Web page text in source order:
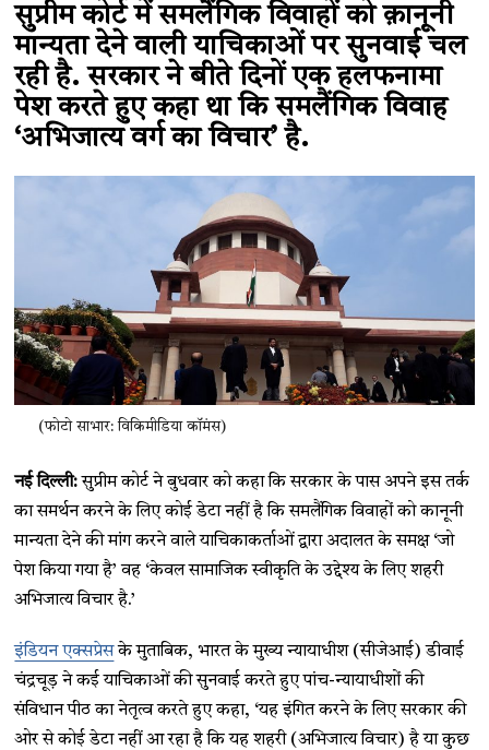
सुप्रीम कोर्ट में समलैंगिक विवाहों को क़ानूनी
मान्यता देने वाली याचिकाओं पर सुनवाई चल
रही है. सरकार ने बीते दिनों एक हलफनामा
पेश करते हुए कहा था कि समलैंगिक विवाह
‘अभिजात्य वर्ग का विचार’ है.
(फोटो साभार: विकिमीडिया कॉमंस)
नई दिल्ली:सुप्रीम कोर्ट ने बुधवार को कहा कि सरकार के पास अपने इस तर्क
का समर्थन करने के लिए कोई डेटा नहीं है कि समलैंगिक विवाहों को कानूनी
मान्यता देने की मांग करने वाले याचिकाकर्ताओं द्वारा अदालत के समक्ष ‘जो
पेश किया गया है’ वह ‘केवल सामाजिक स्वीकृति के उद्देश्य के लिए शहरी
अभिजात्य विचार है.’
इंडियन एक्सप्रेसके मुताबिक, भारत के मुख्य न्यायाधीश (सीजेआई) डीवाई
चंद्रचूड़ ने कई याचिकाओं की सुनवाई करते हुए पांच-न्यायाधीशों की
संविधान पीठ का नेतृत्व करते हुए कहा, ‘यह इंगित करने के लिए सरकार की
ओर से कोई डेटा नहीं आ रहा है कि यह शहरी (अभिजात्य विचार) है या कुछ